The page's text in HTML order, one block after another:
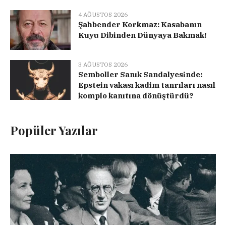
4 AĞUSTOS 2026
Şahbender Korkmaz: Kasabanın
Kuyu Dibinden Dünyaya Bakmak!
3 AĞUSTOS 2026
Semboller Sanık Sandalyesinde:
Epstein vakası kadim tanrıları nasıl
komplo kanıtına dönüştürdü?
Popüler Yazılar